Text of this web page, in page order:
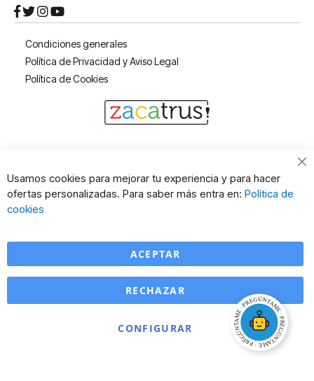
Condiciones generales
Política de Privacidad y Aviso Legal
Política de Cookies
Usamos cookies para mejorar tu experiencia y para hacer
ofertas personalizadas. Para saber más entra en: Política de
cookies
ACEPTAR
CONFIGURAR
RECHAZAR